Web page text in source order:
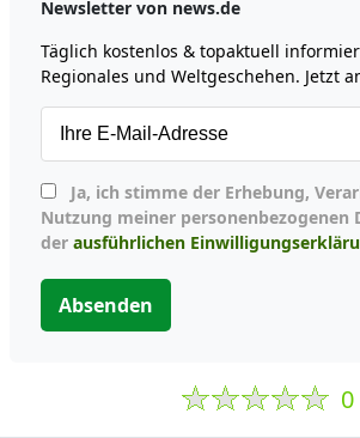
Newsletter von news.de
Täglich kostenlos & topaktuell
Regionales und Weltgeschehen. Jetzt
Nutzung meiner personenbezogenen
der ausführlichen
Absenden
0